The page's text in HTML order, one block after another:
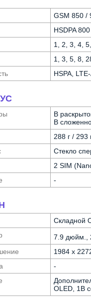
GSM 850 /
HSDPA
1, 2, 3, 4,
1, 3, 5, 8,
HSPA,
В
В
288 г / 293
Стекло
2 SIM
-
Складной
7.9 дюйм.,
1984 x
-
OLED, 1B